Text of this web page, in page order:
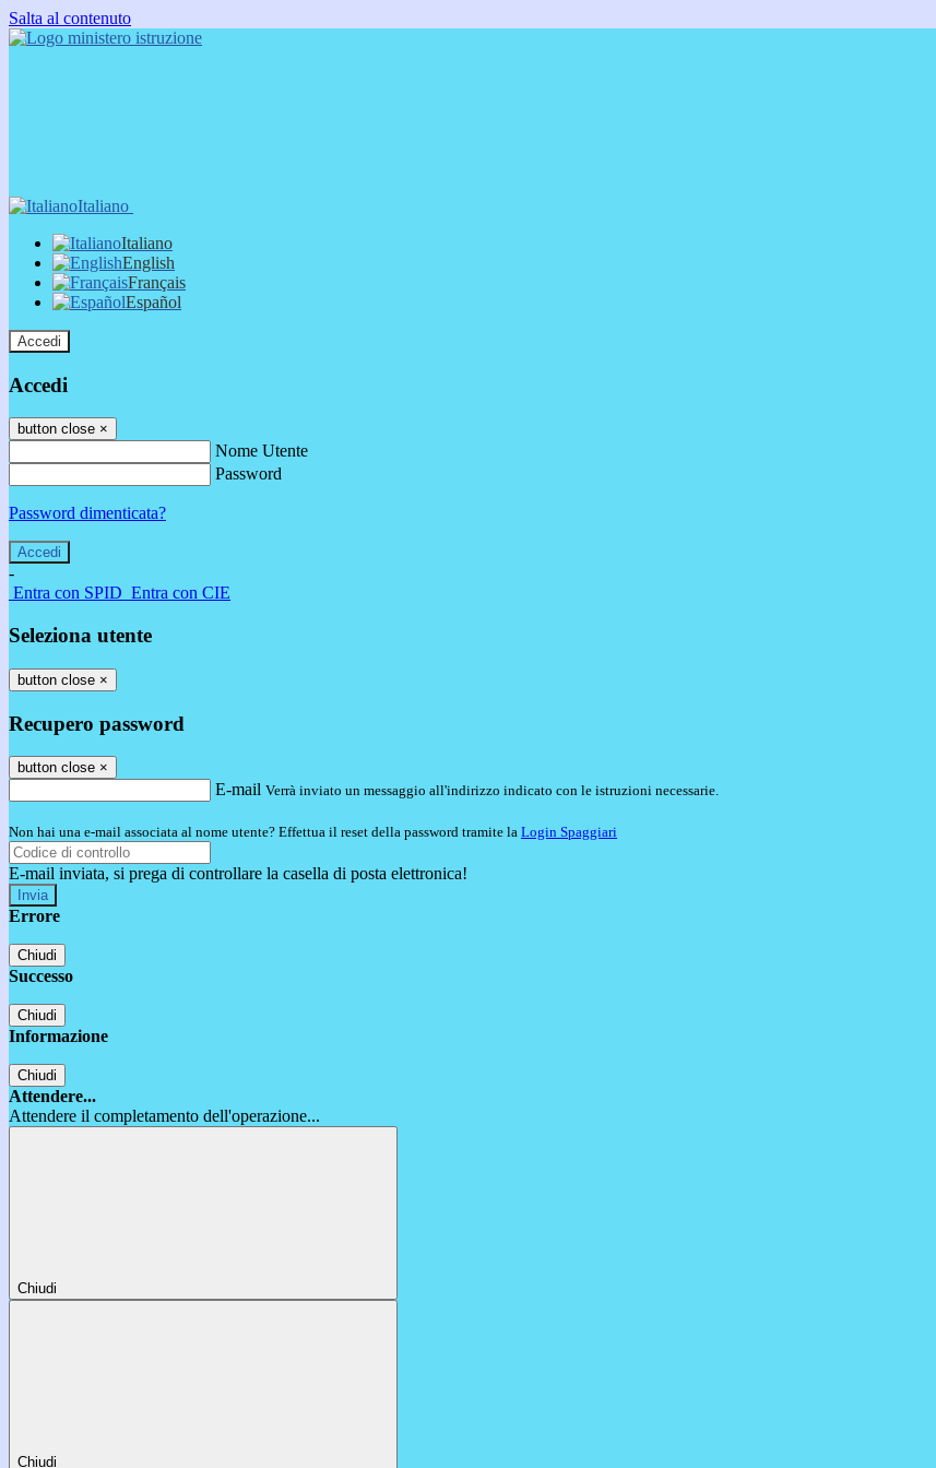
Salta al contenuto
Italiano
Italiano
English
Français
Español
Accedi
Accedi
button close ×
Nome Utente
Password
Password dimenticata?
-
Entra con SPID Entra con CIE
Seleziona utente
button close ×
Recupero password
button close ×
E-mail Verrà inviato un messaggio all'indirizzo indicato con le istruzioni necessarie.
Non hai una e-mail associata al nome utente? Effettua il reset della password tramite la Login Spaggiari
E-mail inviata, si prega di controllare la casella di posta elettronica!
Errore
Chiudi
Successo
Chiudi
Informazione
Chiudi
Attendere...
Attendere il completamento dell'operazione...
Chiudi
Chiudi